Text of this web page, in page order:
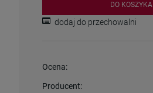
DO KOSZYKA
dodaj do przechowalni
Ocena:
Producent: